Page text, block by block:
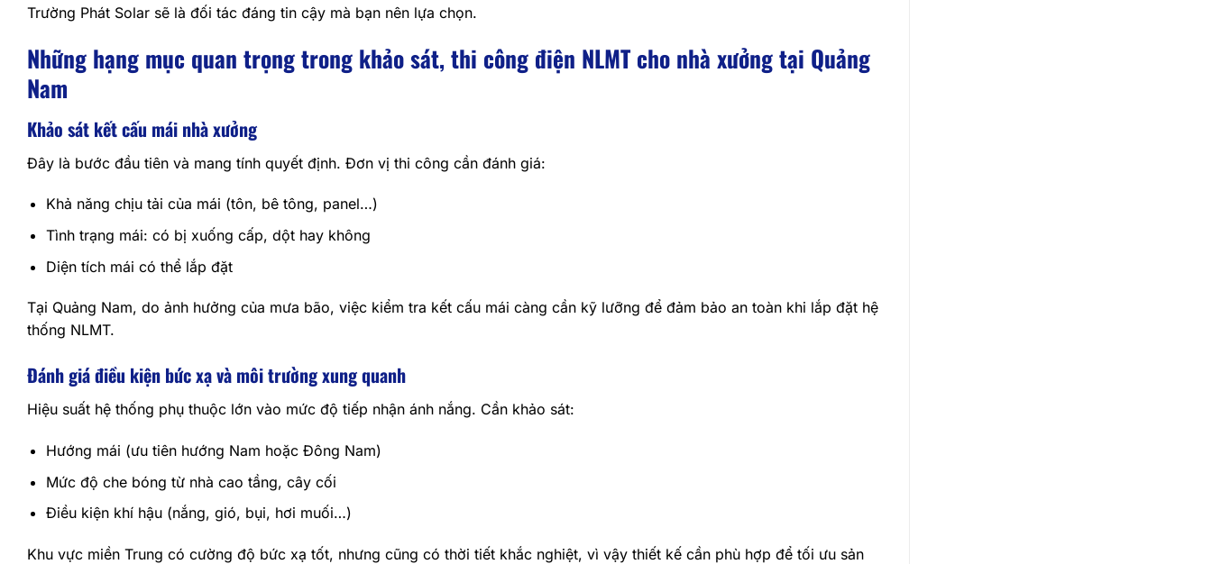
Trường Phát Solar sẽ là đối tác đáng tin cậy mà bạn nên lựa chọn.
Những hạng mục quan trọng trong khảo sát, thi công điện NLMT cho nhà xưởng tại Quảng
Nam
Khảo sát kết cấu mái nhà xưởng
Đây là bước đầu tiên và mang tính quyết định. Đơn vị thi công cần đánh giá:
Khả năng chịu tải của mái (tôn, bê tông, panel…)
Tình trạng mái: có bị xuống cấp, dột hay không
Diện tích mái có thể lắp đặt
Tại Quảng Nam, do ảnh hưởng của mưa bão, việc kiểm tra kết cấu mái càng cần kỹ lưỡng để đảm bảo an toàn khi lắp đặt hệ
thống NLMT.
Đánh giá điều kiện bức xạ và môi trường xung quanh
Hiệu suất hệ thống phụ thuộc lớn vào mức độ tiếp nhận ánh nắng. Cần khảo sát:
Hướng mái (ưu tiên hướng Nam hoặc Đông Nam)
Mức độ che bóng từ nhà cao tầng, cây cối
Điều kiện khí hậu (nắng, gió, bụi, hơi muối…)
Khu vực miền Trung có cường độ bức xạ tốt, nhưng cũng có thời tiết khắc nghiệt, vì vậy thiết kế cần phù hợp để tối ưu sản